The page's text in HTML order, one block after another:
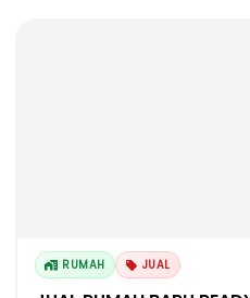
RUMAH JUAL